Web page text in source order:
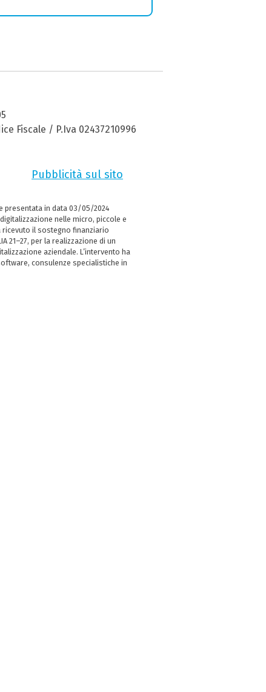
Fiscale / P.Iva 02437210996
Pubblicità sul sito
presentata in data 03/05/2024
nelle micro, piccole e
ricevuto il sostegno finanziario
21–27, per la realizzazione di un
aziendale. L’intervento ha
consulenze specialistiche in